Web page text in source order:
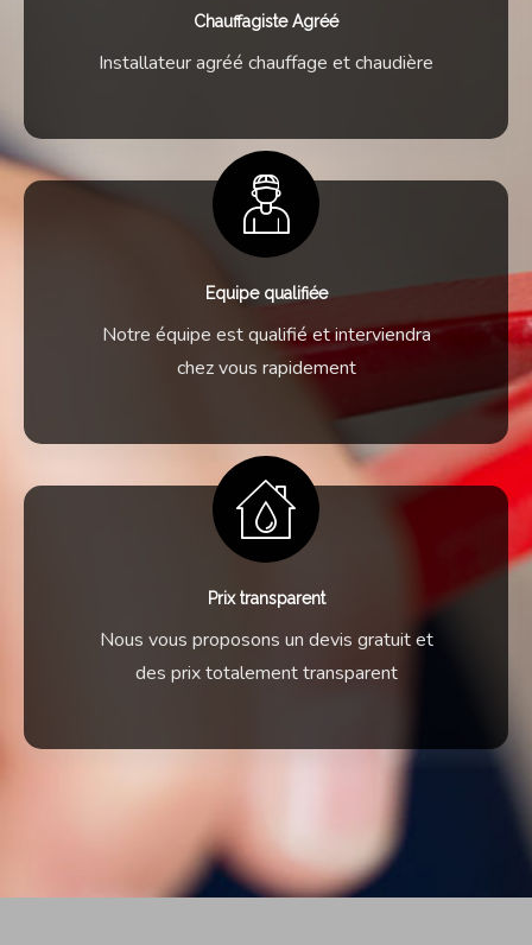
Chauffagiste Agréé
Installateur agréé chauffage et chaudière
Equipe qualifiée
Notre équipe est qualifié et interviendra
chez vous rapidement
Prix transparent
Nous vous proposons un devis gratuit et
des prix totalement transparent